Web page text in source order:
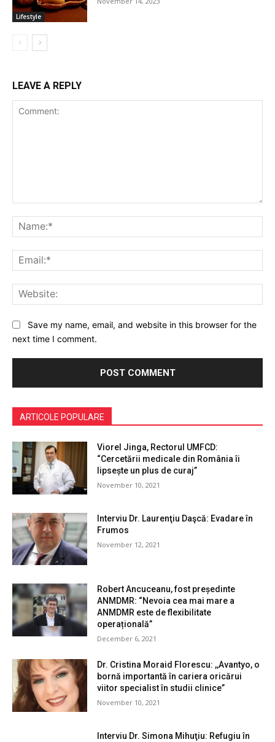
Lifestyle
LEAVE A REPLY
Save my name, email, and website in this browser for the
next time I comment.
ARTICOLE POPULARE
Viorel Jinga, Rectorul UMFCD:
“Cercetării medicale din România îi
lipsește un plus de curaj”
November 10, 2021
Interviu Dr. Laurenţiu Daşcă: Evadare în
Frumos
November 12, 2021
Robert Ancuceanu, fost președinte
ANMDMR: “Nevoia cea mai mare a
ANMDMR este de flexibilitate
operațională”
December 6, 2021
Dr. Cristina Moraid Florescu: ,,Avantyo, o
bornă importantă în cariera oricărui
viitor specialist în studii clinice”
November 10, 2021
Interviu Dr. Simona Mihuţiu: Refugiu în